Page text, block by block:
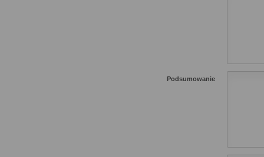
Podsumowanie